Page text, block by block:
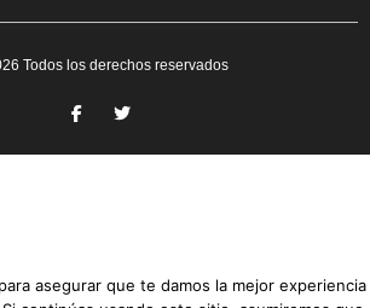
Todos los derechos reservados
asegurar que te damos la mejor experiencia